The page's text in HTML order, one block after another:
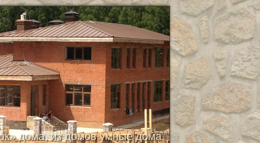
дома, из домов умные дома.